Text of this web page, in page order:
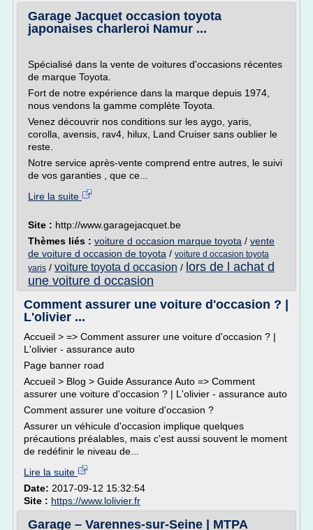
Garage Jacquet occasion toyota
japonaises charleroi Namur ...
Spécialisé dans la vente de voitures d'occasions récentes
de marque Toyota.
Fort de notre expérience dans la marque depuis 1974,
nous vendons la gamme complète Toyota.
Venez découvrir nos conditions sur les aygo, yaris,
corolla, avensis, rav4, hilux, Land Cruiser sans oublier le
reste.
Notre service après-vente comprend entre autres, le suivi
de vos garanties , que ce...
Lire la suite
Site : http://www.garagejacquet.be
Thèmes liés : voiture d occasion marque toyota / vente
de voiture d occasion de toyota / voiture d occasion toyota
yaris / voiture toyota d occasion / lors de l achat d
une voiture d occasion
Comment assurer une voiture d'occasion ? |
L'olivier ...
Accueil > => Comment assurer une voiture d'occasion ? |
L'olivier - assurance auto
Page banner road
Accueil > Blog > Guide Assurance Auto => Comment
assurer une voiture d'occasion ? | L'olivier - assurance auto
Comment assurer une voiture d'occasion ?
Assurer un véhicule d'occasion implique quelques
précautions préalables, mais c'est aussi souvent le moment
de redéfinir le niveau de...
Lire la suite
Date: 2017-09-12 15:32:54
Site : https://www.lolivier.fr
Garage – Varennes-sur-Seine | MTPA